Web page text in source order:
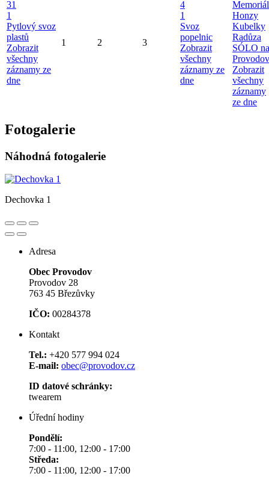
31
1
Pytlový svoz
plastů
Zobrazit
všechny
záznamy ze
dne
1 2 3
4
1
Svoz
popelnic
Zobrazit
všechny
záznamy ze
dne
Memoriál
Honzy
Kubelky
Radůza
SÓLO na
Zobrazit
všechny
záznamy
ze dne
Fotogalerie
Náhodná fotogalerie
Dechovka 1
Adresa
Obec Provodov
Provodov 28
763 45 Březůvky
IČO: 00284378
Kontakt
Tel.: +420 577 994 024
E-mail: obec@provodov.cz
ID datové schránky:
twearem
Úřední hodiny
Pondělí:
7:00 - 11:00, 12:00 - 17:00
Středa:
7:00 - 11:00, 12:00 - 17:00